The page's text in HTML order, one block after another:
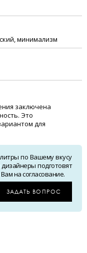
минимализм
заключена
Это
для
по Вашему вкусу
подготовят
на согласование.
ЗАДАТЬ ВОПРОС